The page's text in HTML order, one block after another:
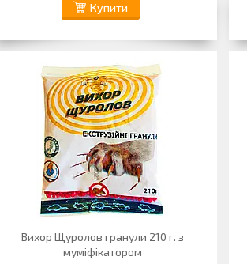
Купити
Вихор Щуролов гранули 210 г. з
муміфікатором